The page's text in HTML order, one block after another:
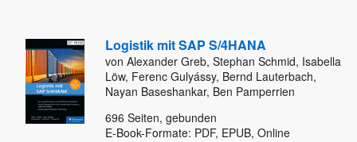
Logistik mit SAP S/4HANA
von Alexander Greb, Stephan Schmid, Isabella
Löw, Ferenc Gulyássy, Bernd Lauterbach,
Nayan Baseshankar, Ben Pamperrien
696 Seiten, gebunden
E-Book-Formate: PDF, EPUB, Online